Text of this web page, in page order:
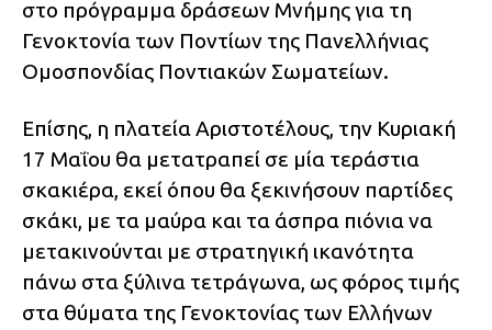
στο πρόγραμμα δράσεων Μνήμης για τη
Γενοκτονία των Ποντίων της Πανελλήνιας
Ομοσπονδίας Ποντιακών Σωματείων.
Επίσης, η πλατεία Αριστοτέλους, την Κυριακή
17 Μαΐου θα μετατραπεί σε μία τεράστια
σκακιέρα, εκεί όπου θα ξεκινήσουν παρτίδες
σκάκι, με τα μαύρα και τα άσπρα πιόνια να
μετακινούνται με στρατηγική ικανότητα
πάνω στα ξύλινα τετράγωνα, ως φόρος τιμής
στα θύματα της Γενοκτονίας των Ελλήνων